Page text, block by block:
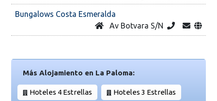
Bungalows Costa Esmeralda
Av Botvara S/N
Más Alojamiento en La Paloma:
Hoteles 4 Estrellas Hoteles 3 Estrellas